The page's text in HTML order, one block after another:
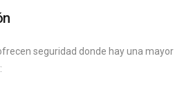
seguridad donde hay una mayor